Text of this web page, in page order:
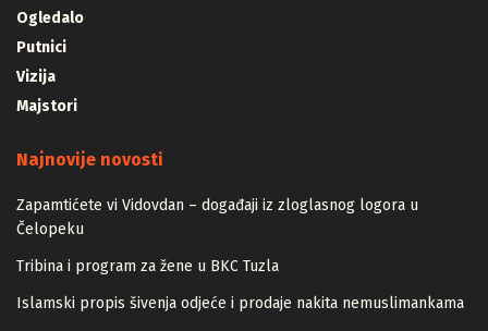
Ogledalo
Putnici
Vizija
Majstori
Najnovije novosti
Zapamtićete vi Vidovdan – događaji iz zloglasnog logora u
Čelopeku
Tribina i program za žene u BKC Tuzla
Islamski propis šivenja odjeće i prodaje nakita nemuslimankama